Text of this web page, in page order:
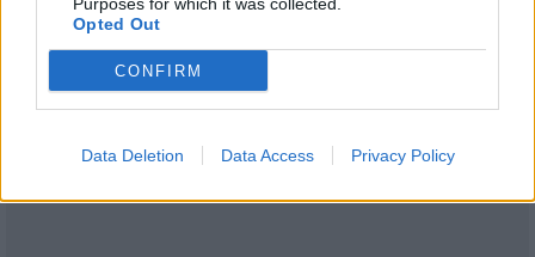
Opted Out
CONFIRM
Data Deletion Data Access Privacy Policy
'Round and 'round she goes
Autour et autour, elle s'en va